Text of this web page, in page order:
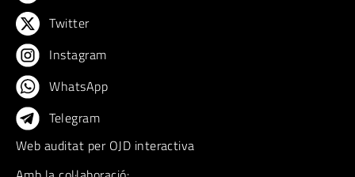
Twitter
Instagram
WhatsApp
Telegram
Web auditat per OJD interactiva